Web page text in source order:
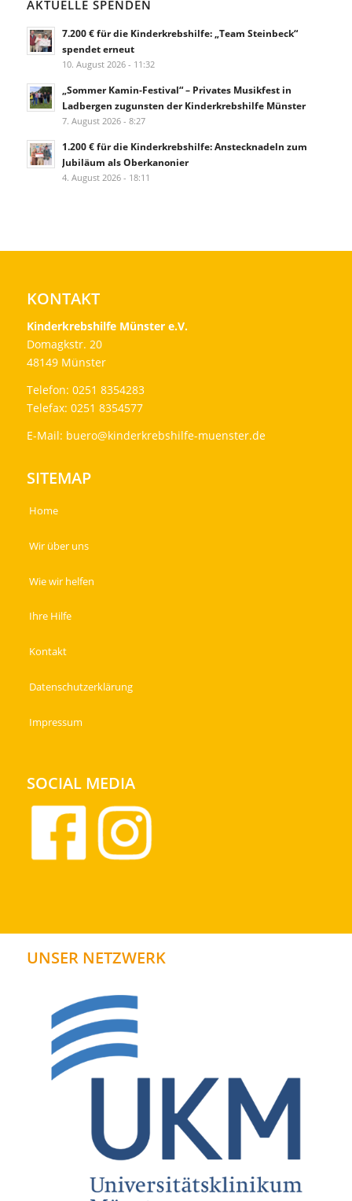
AKTUELLE SPENDEN
7.200 € für die Kinderkrebshilfe: „Team Steinbeck“
spendet erneut
10. August 2026 - 11:32
„Sommer Kamin-Festival“ – Privates Musikfest in
Ladbergen zugunsten der Kinderkrebshilfe Münster
7. August 2026 - 8:27
1.200 € für die Kinderkrebshilfe: Anstecknadeln zum
Jubiläum als Oberkanonier
4. August 2026 - 18:11
KONTAKT
Kinderkrebshilfe Münster e.V.
Domagkstr. 20
48149 Münster
Telefon: 0251 8354283
Telefax: 0251 8354577
E-Mail: buero@kinderkrebshilfe-muenster.de
SITEMAP
Home
Wir über uns
Wie wir helfen
Ihre Hilfe
Kontakt
Datenschutzerklärung
Impressum
SOCIAL MEDIA
UNSER NETZWERK